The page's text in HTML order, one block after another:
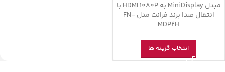
مبدل MiniDisplay به HDMI 1080P با
انتقال صدا برند فرانت مدل FN-
MDP2H
انتخاب گزینه ها